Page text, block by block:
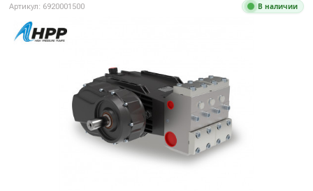
Артикул: 6920001500 В наличии